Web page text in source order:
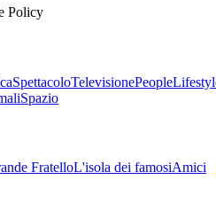
Policy
SpettacoloTelevisionePeople
Spazio
FratelloL'isola dei famosiAmici